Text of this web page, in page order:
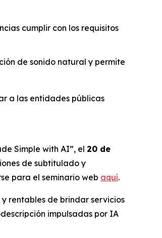
cumplir con los requisitos
de sonido natural y permite
a las entidades públicas
Simple with AI”, el 20 de
de subtitulado y
para el seminario web aquí.
rentables de brindar servicios
impulsadas por IA